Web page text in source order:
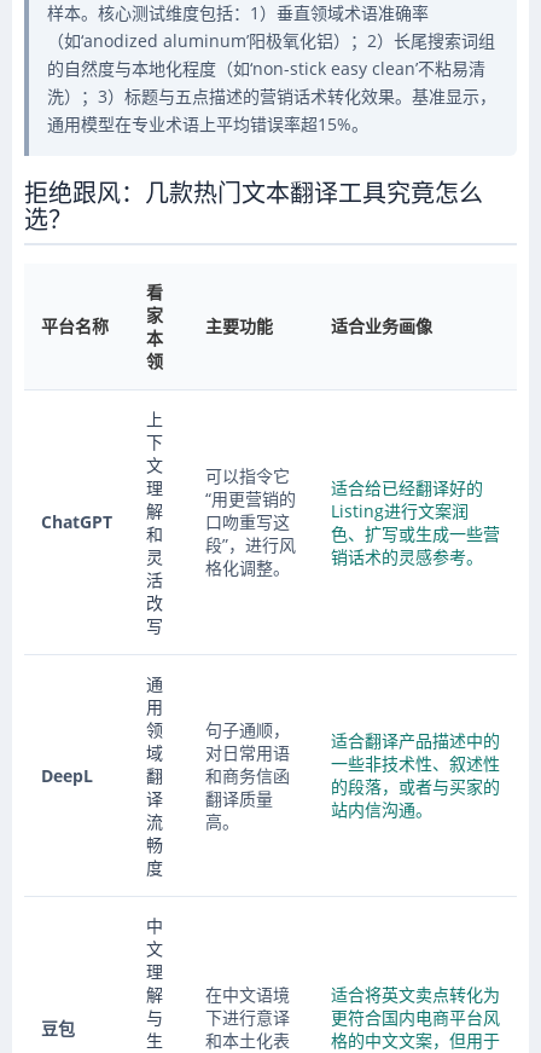
样本。核心测试维度包括：1）垂直领域术语准确率
（如‘anodized aluminum’阳极氧化铝）；2）长尾搜索词组
的自然度与本地化程度（如‘non-stick easy clean’不粘易清
洗）；3）标题与五点描述的营销话术转化效果。基准显示，
通用模型在专业术语上平均错误率超15%。
拒绝跟风：几款热门文本翻译工具究竟怎么
选？
平台名称
看
家
本
领
主要功能 适合业务画像
ChatGPT
上
下
文
理
解
和
灵
活
改
写
可以指令它
“用更营销的
口吻重写这
段”，进行风
格化调整。
适合给已经翻译好的
Listing进行文案润
色、扩写或生成一些营
销话术的灵感参考。
DeepL
通
用
领
域
翻
译
流
畅
度
句子通顺，
对日常用语
和商务信函
翻译质量
高。
适合翻译产品描述中的
一些非技术性、叙述性
的段落，或者与买家的
站内信沟通。
豆包
中
文
理
解
与
生
在中文语境
下进行意译
和本土化表
适合将英文卖点转化为
更符合国内电商平台风
格的中文文案，但用于